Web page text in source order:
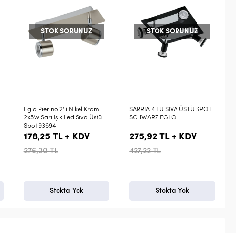
STOK SORUNUZ
SARRIA 4 LU SIVA ÜSTÜ SPOT
SCHWARZ EGLO
275,92 TL + KDV
427,22 TL
Stokta Yok
STOK SORUNUZ
ROTTELO BALKEN 2 NİKEL
KROM EGLO
131,36 TL + KDV
203,40 TL
Stokta Yok